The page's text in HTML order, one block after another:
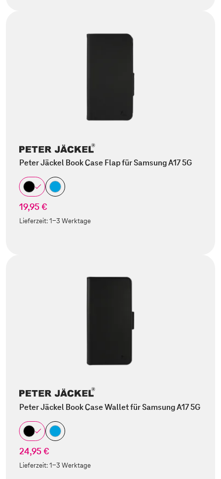
Peter Jäckel Book Case Flap für Samsung A17 5G
19,95 €
Lieferzeit:1-3 Werktage
Peter Jäckel Book Case Wallet für Samsung A17 5G
24,95 €
Lieferzeit:1-3 Werktage